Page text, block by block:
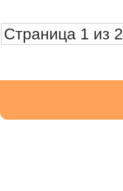
Страница 1 из 2